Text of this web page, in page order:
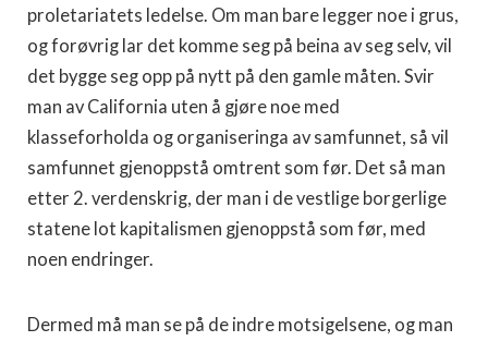
proletariatets ledelse. Om man bare legger noe i grus,
og forøvrig lar det komme seg på beina av seg selv, vil
det bygge seg opp på nytt på den gamle måten. Svir
man av California uten å gjøre noe med
klasseforholda og organiseringa av samfunnet, så vil
samfunnet gjenoppstå omtrent som før. Det så man
etter 2. verdenskrig, der man i de vestlige borgerlige
statene lot kapitalismen gjenoppstå som før, med
noen endringer.
Dermed må man se på de indre motsigelsene, og man